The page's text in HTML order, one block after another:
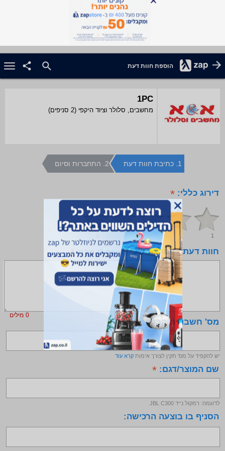
הוספת חוות דעת
1PC
מחשבים, סלולר וציוד היקפי (2 סניפים)
1. כתיבת חוות דעת 2. התחברות וסיום
דירוג כללי: *
1
חוות דעת - המלצה שלי(מינימום 15 מילים) *
0 מילים
מס' חשבונית/קבלה:*
יש להקפיד על מס' תקין לצורך אימות קרא עוד
שם המוצר/דגם: *
לדוגמה: רמקול נייד JBL C300
הסניף בו בוצעה הרכישה: